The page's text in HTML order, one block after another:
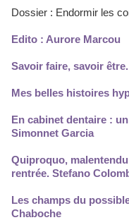
Dossier : Endormir les
Edito : Aurore Marcou
Savoir faire, savoir
Mes belles histoires
En cabinet dentaire :
Simonnet Garcia
Quiproquo,
rentrée. Stefano
Les champs du
Chaboche